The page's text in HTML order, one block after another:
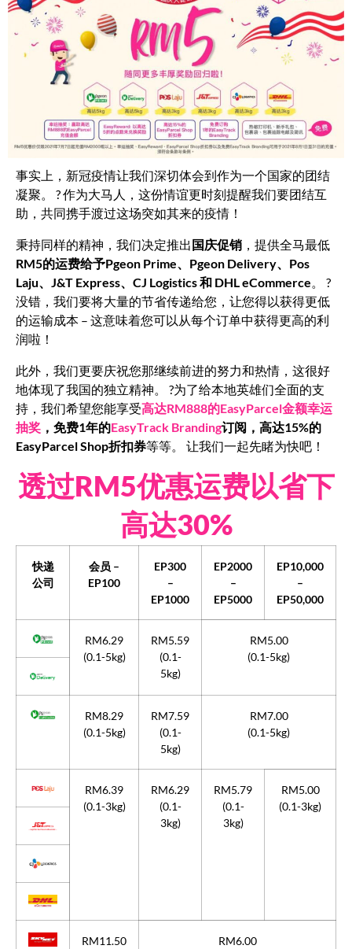
Marketplace
事实上，新冠疫情让我们深切体会到作为一个国家的团结
凝聚。 ? 作为大马人，这份情谊更时刻提醒我们要团结互
助，共同携手渡过这场突如其来的疫情！
秉持同样的精神，我们决定推出 国庆促销 ，提供全马最低
RM5的运费给予Pgeon Prime、Pgeon Delivery、Pos
Laju、J&T Express、CJ Logistics 和 DHL eCommerce。 ?
没错，我们要将大量的节省传递给您，让您得以获得更低
的运输成本 – 这意味着您可以从每个订单中获得更高的利
润啦！
此外，我们更要庆祝您那继续前进的努力和热情，这很好
地体现了我国的独立精神。 ?为了给本地英雄们全面的支
持，我们希望您能享受高达RM888的EasyParcel金额幸运
抽奖 ，免费1年的EasyTrack Branding订阅，高达15%的
EasyParcel Shop折扣券等等。 让我们一起先睹为快吧！
透过RM5优惠运费以省下
高达30%
快递
公司
会员 –
EP100
EP300
–
EP1000
EP2000
–
EP5000
EP10,000
–
EP50,000
RM6.29
(0.1-5kg)
RM5.59
(0.1-
5kg)
RM5.00
(0.1-5kg)
RM8.29
(0.1-5kg)
RM7.59
(0.1-
5kg)
RM7.00
(0.1-5kg)
RM6.39
(0.1-3kg)
RM6.29
(0.1-
3kg)
RM5.79
(0.1-
3kg)
RM5.00
(0.1-3kg)
RM11.50
RM6.00